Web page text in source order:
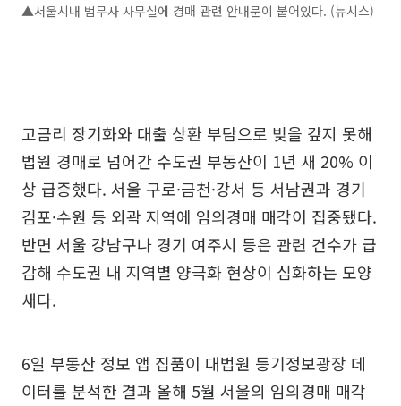
▲서울시내 법무사 사무실에 경매 관련 안내문이 붙어있다. (뉴시스)
고금리 장기화와 대출 상환 부담으로 빚을 갚지 못해
법원 경매로 넘어간 수도권 부동산이 1년 새 20% 이
상 급증했다. 서울 구로·금천·강서 등 서남권과 경기
김포·수원 등 외곽 지역에 임의경매 매각이 집중됐다.
반면 서울 강남구나 경기 여주시 등은 관련 건수가 급
감해 수도권 내 지역별 양극화 현상이 심화하는 모양
새다.
6일 부동산 정보 앱 집품이 대법원 등기정보광장 데
이터를 분석한 결과 올해 5월 서울의 임의경매 매각